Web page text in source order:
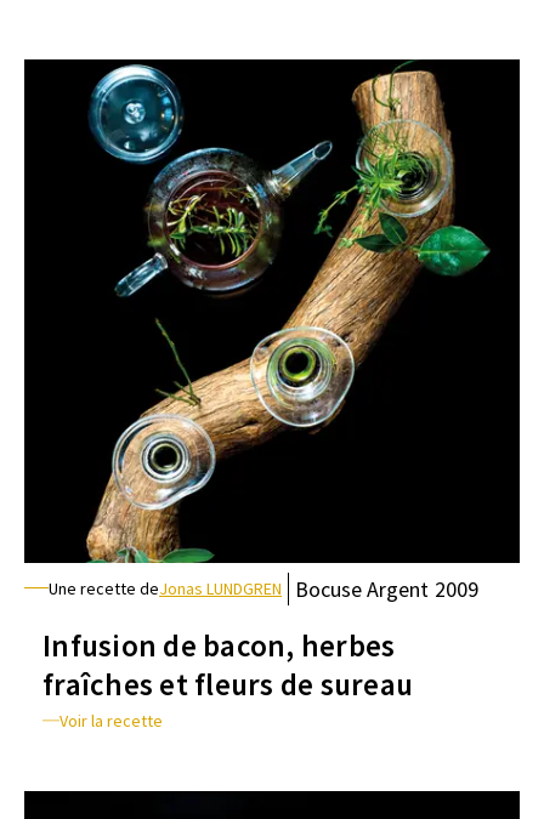
Une recette deJonas LUNDGREN BocuseArgent 2009
Infusion de bacon, herbes
fraîches et fleurs de sureau
Voir la recette